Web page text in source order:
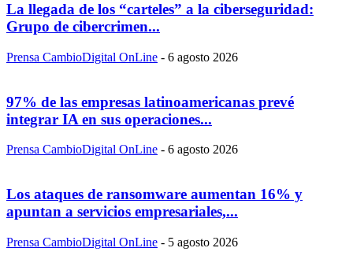
La llegada de los “carteles” a la ciberseguridad:
Grupo de cibercrimen...
Prensa CambioDigital OnLine - 6 agosto 2026
97% de las empresas latinoamericanas prevé
integrar IA en sus operaciones...
Prensa CambioDigital OnLine - 6 agosto 2026
Los ataques de ransomware aumentan 16% y
apuntan a servicios empresariales,...
Prensa CambioDigital OnLine - 5 agosto 2026